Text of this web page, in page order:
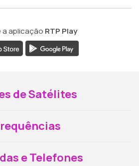
a aplicação RTP Play
de Satélites
e Telefones